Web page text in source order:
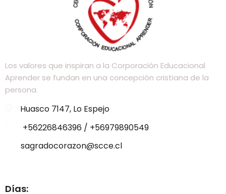
Los valores que inspiran a la Corporación Educacional
Aprender se fundan en una concepción cristiana de la
persona.
Huasco 7147, Lo Espejo
+56226846396 / +56979890549
sagradocorazon@scce.cl
Días: